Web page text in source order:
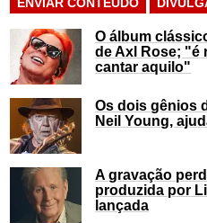
O álbum
de Axl Rose; "é
cantar aquilo"
Os dois gênios
Neil Young,
A gravação
produzida por
lançada